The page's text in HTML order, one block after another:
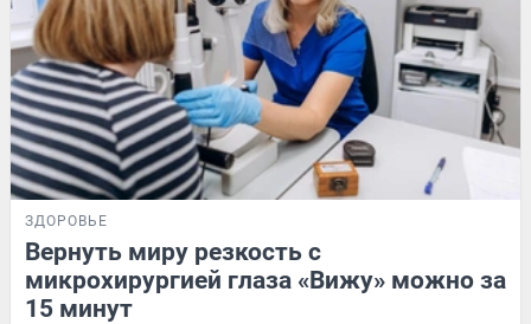
ЗДОРОВЬЕ
Вернуть миру резкость с
микрохирургией глаза «Вижу» можно за
15 минут